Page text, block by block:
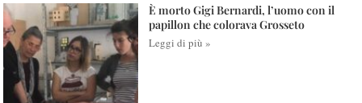
È morto Gigi Bernardi, l’uomo con il
papillon che colorava Grosseto
Leggi di più »